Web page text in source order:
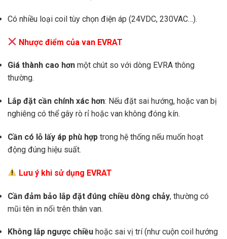
Có nhiều loại coil tùy chọn điện áp (24VDC, 230VAC…).
Nhược điểm của van EVRAT
Giá thành cao hơn một chút so với dòng EVRA thông
thường.
Lắp đặt cần chính xác hơn: Nếu đặt sai hướng, hoặc van bị
nghiêng có thể gây rò rỉ hoặc van không đóng kín.
Cần có lỗ lấy áp phù hợp trong hệ thống nếu muốn hoạt
động đúng hiệu suất.
Lưu ý khi sử dụng EVRAT
Cần đảm bảo lắp đặt đúng chiều dòng chảy, thường có
mũi tên in nổi trên thân van.
Không lắp ngược chiều hoặc sai vị trí (như cuộn coil hướng